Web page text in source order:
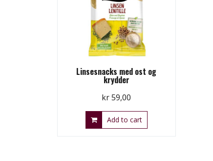
Linsesnacks med ost og
krydder
kr59,00
Add to cart